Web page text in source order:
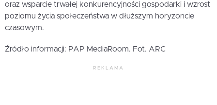
oraz wsparcie trwałej konkurencyjności gospodarki i wzrost
poziomu życia społeczeństwa w dłuższym horyzoncie
czasowym.
Źródło informacji: PAP MediaRoom. Fot. ARC
REKLAMA